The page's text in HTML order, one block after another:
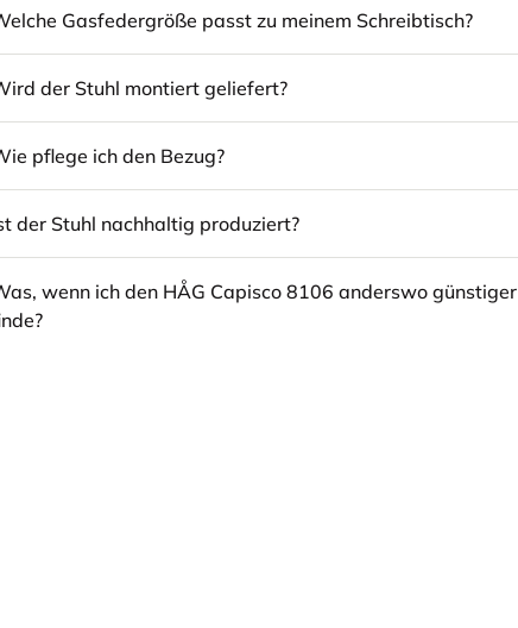
Gasfedergröße passt zu meinem Schreibtisch?
der Stuhl montiert geliefert?
pflege ich den Bezug?
der Stuhl nachhaltig produziert?
wenn ich den HÅG Capisco 8106 anderswo günstiger